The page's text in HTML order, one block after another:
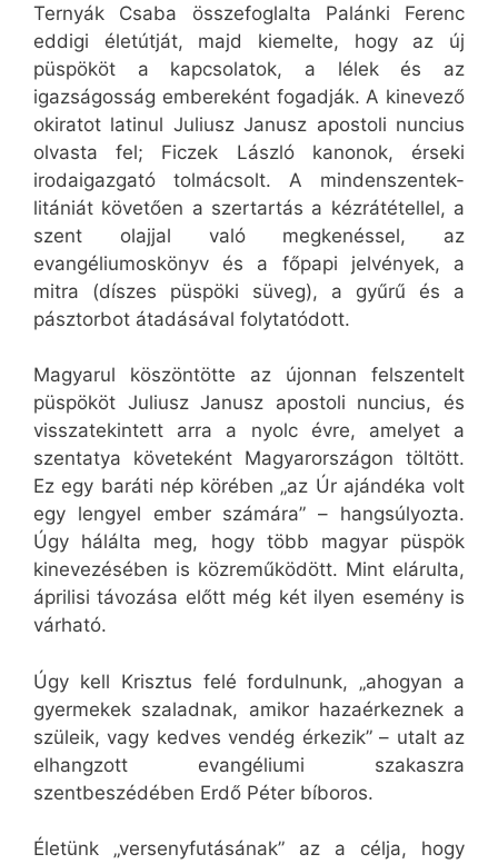
Ternyák Csaba összefoglalta Palánki Ferenc
eddigi életútját, majd kiemelte, hogy az új
püspököt a kapcsolatok, a lélek és az
igazságosság embereként fogadják. A kinevező
okiratot latinul Juliusz Janusz apostoli nuncius
olvasta fel; Ficzek László kanonok, érseki
irodaigazgató tolmácsolt. A mindenszentek-
litániát követően a szertartás a kézrátétellel, a
szent olajjal való megkenéssel, az
evangéliumoskönyv és a főpapi jelvények, a
mitra (díszes püspöki süveg), a gyűrű és a
pásztorbot átadásával folytatódott.
Magyarul köszöntötte az újonnan felszentelt
püspököt Juliusz Janusz apostoli nuncius, és
visszatekintett arra a nyolc évre, amelyet a
szentatya követeként Magyarországon töltött.
Ez egy baráti nép körében „az Úr ajándéka volt
egy lengyel ember számára” – hangsúlyozta.
Úgy hálálta meg, hogy több magyar püspök
kinevezésében is közreműködött. Mint elárulta,
áprilisi távozása előtt még két ilyen esemény is
várható.
Úgy kell Krisztus felé fordulnunk, „ahogyan a
gyermekek szaladnak, amikor hazaérkeznek a
szüleik, vagy kedves vendég érkezik” – utalt az
elhangzott evangéliumi szakaszra
szentbeszédében Erdő Péter bíboros.
Életünk „versenyfutásának” az a célja, hogy